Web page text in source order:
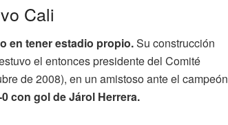
Cali
en tener estadio propio.Su construcción
el entonces presidente del Comité
de 2008), en un amistoso ante el campeón
con gol de Járol Herrera.